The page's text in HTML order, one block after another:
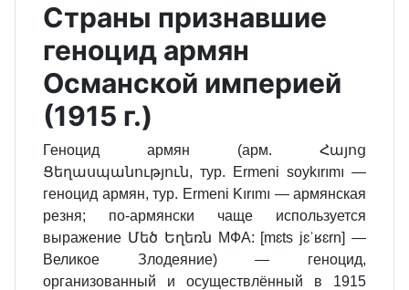
Страны признавшие
геноцид армян
Османской империей
(1915 г.)
Геноцид армян (арм. Հայոց
Ցեղասպանություն, тур. Ermeni soykırımı —
геноцид армян, тур. Ermeni Kırımı — армянская
резня; по-армянски чаще используется
выражение Մեծ Եղեռն МФА: [mɛts jɛˈʁɛrn] —
Великое Злодеяние) — геноцид,
организованный и осуществлённый в 1915